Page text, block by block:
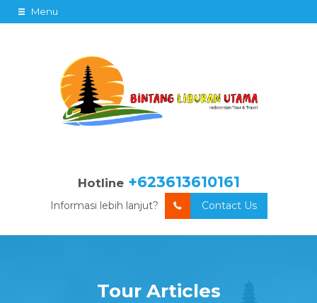
Menu
Hotline +623613610161
Informasi lebih lanjut? Contact Us
Tour Articles